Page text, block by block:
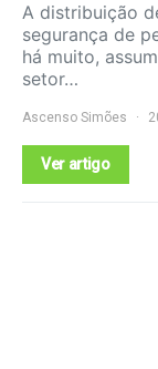
A distribuição
segurança de
há muito,
setor…
Ascenso Simões
Ver artigo